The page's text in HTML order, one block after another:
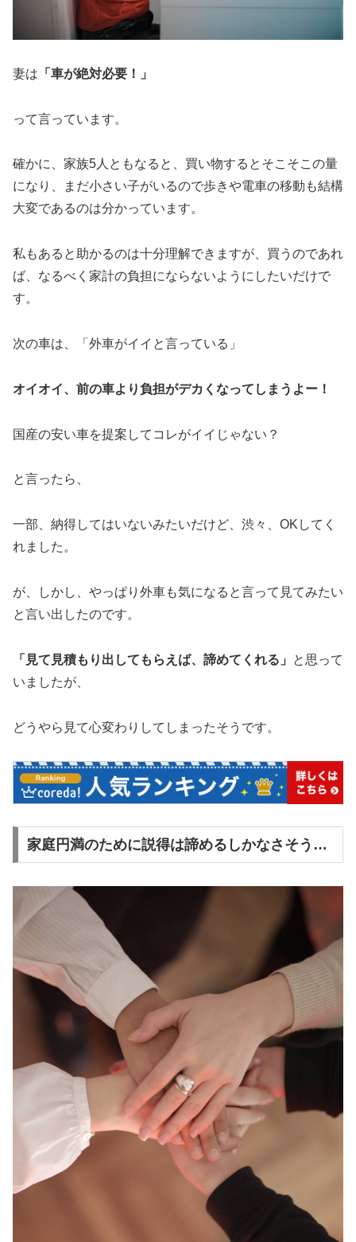
妻は 「車が絶対必要！」
って言っています。
確かに、家族5人ともなると、買い物するとそこそこの量
になり、まだ小さい子がいるので歩きや電車の移動も結構
大変であるのは分かっています。
私もあると助かるのは十分理解できますが、買うのであれ
ば、なるべく家計の負担にならないようにしたいだけで
す。
次の車は、「外車がイイと言っている」
オイオイ、前の車より負担がデカくなってしまうよー！
国産の安い車を提案してコレがイイじゃない？
と言ったら、
一部、納得してはいないみたいだけど、渋々、OKしてく
れました。
が、しかし、やっぱり外車も気になると言って見てみたい
と言い出したのです。
「見て見積もり出してもらえば、諦めてくれる」
と思って
いましたが、
どうやら見て心変わりしてしまったそうです。
家庭円満のために説得は諦めるしかなさそう…